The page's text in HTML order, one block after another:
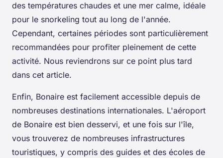
des températures chaudes et une mer calme, idéale
pour le snorkeling tout au long de l'année.
Cependant, certaines périodes sont particulièrement
recommandées pour profiter pleinement de cette
activité. Nous reviendrons sur ce point plus tard
dans cet article.
Enfin, Bonaire est facilement accessible depuis de
nombreuses destinations internationales. L'aéroport
de Bonaire est bien desservi, et une fois sur l'île,
vous trouverez de nombreuses infrastructures
touristiques, y compris des guides et des écoles de